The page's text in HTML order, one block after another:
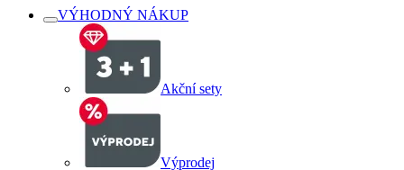
VÝHODNÝ NÁKUP
Akční sety
Výprodej